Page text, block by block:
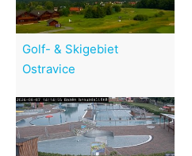
Golf- & Skigebiet
Ostravice